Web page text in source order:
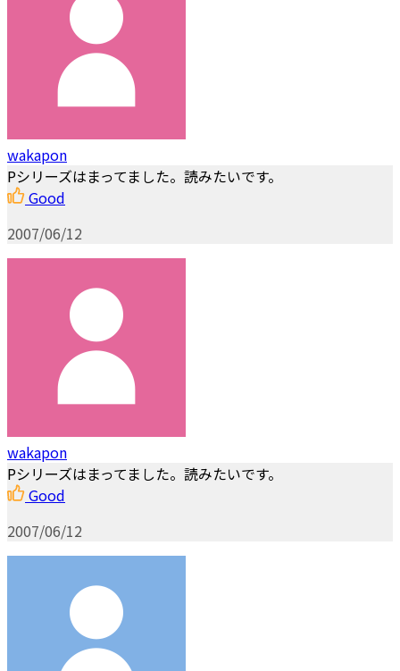
wakapon
Pシリーズはまってました。読みたいです。
Good
2007/06/12
wakapon
Pシリーズはまってました。読みたいです。
Good
2007/06/12